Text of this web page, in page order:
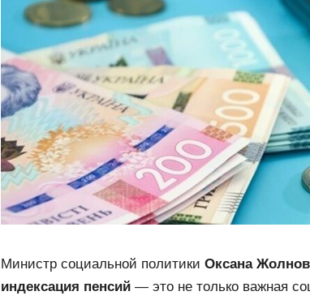
в
Министр социальной политики Оксана
индексация пенсий — это не только важная